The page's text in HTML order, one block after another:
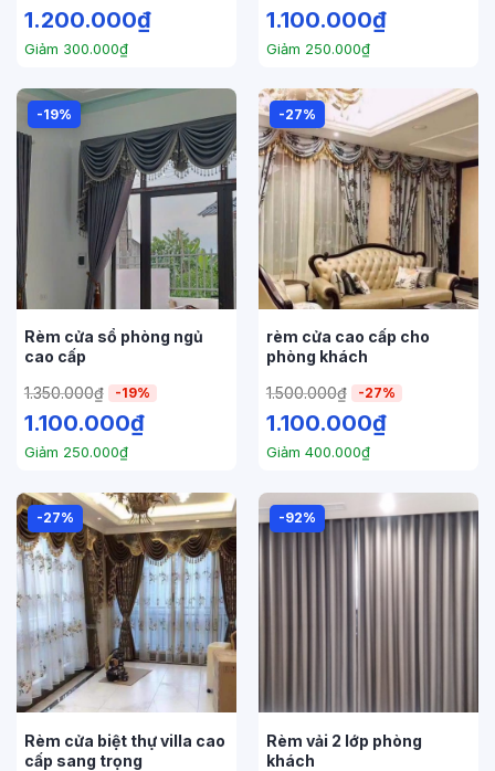
1.200.000₫
Giảm 300.000₫
1.100.000₫
Giảm 250.000₫
-19%
Rèm cửa sổ phòng ngủ
cao cấp
1.350.000₫ -19%
1.100.000₫
Giảm 250.000₫
-27%
rèm cửa cao cấp cho
phòng khách
1.500.000₫ -27%
1.100.000₫
Giảm 400.000₫
-27%
Rèm cửa biệt thự villa cao
cấp sang trọng
-92%
Rèm vải 2 lớp phòng
khách